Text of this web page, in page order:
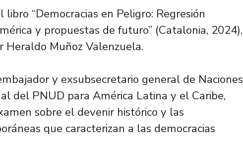
“Democracias en Peligro: Regresión
y propuestas de futuro” (Catalonia, 2024),
Heraldo Muñoz Valenzuela.
y exsubsecretario general de Naciones
del PNUD para América Latina y el Caribe,
sobre el devenir histórico y las
que caracterizan a las democracias